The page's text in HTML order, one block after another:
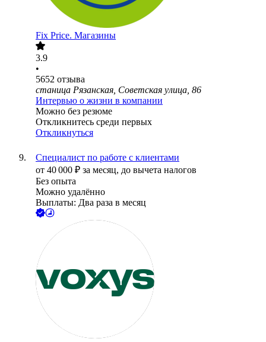
Fix Price. Магазины
3.9
•
5652 отзыва
станица Рязанская, Советская улица, 86
Интервью о жизни в компании
Можно без резюме
Откликнитесь среди первых
Откликнуться
Специалист по работе с клиентами
от 40 000 ₽ за месяц, до вычета налогов
Без опыта
Можно удалённо
Выплаты: Два раза в месяц